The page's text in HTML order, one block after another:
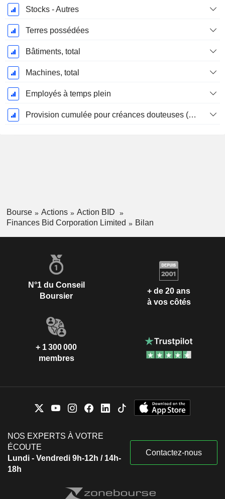
Stocks - Autres
Terres possédées
Bâtiments, total
Machines, total
Employés à temps plein
Provision cumulée pour créances douteuses (Supple)
Bourse Actions
Action BID
Finances Bid Corporation Limited
Bilan
N°1 du Conseil
Boursier
+ de 20 ans
à vos côtés
+ 1 300 000
membres
NOS EXPERTS À VOTRE
ÉCOUTE
Lundi - Vendredi 9h-12h / 14h-
18h
Contactez-nous